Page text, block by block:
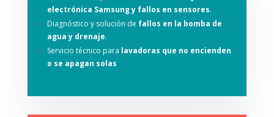
electrónica Samsung y fallos en sensores.
Diagnóstico y solución de fallos en la bomba de
agua y drenaje.
Servicio técnico para lavadoras que no encienden
o se apagan solas